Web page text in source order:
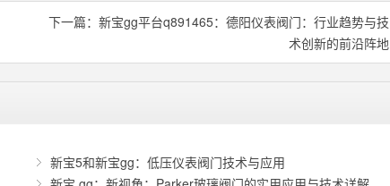
下一篇： 新宝gg平台q891465：德阳仪表阀门：行业趋势与技
术创新的前沿阵地
新宝5和新宝gg：低压仪表阀门技术与应用